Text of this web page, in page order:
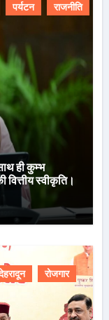
पर्यटन राजनीति
ही कुम्भ
स्वीकृति।
रोजगार